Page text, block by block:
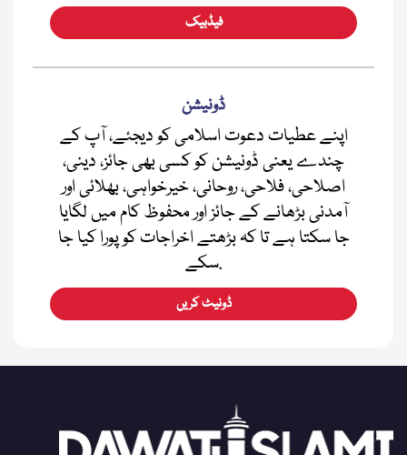
فیڈبیک
ڈونیشن
اپنے عطیات دعوت اسلامی کو دیجئے، آپ کے
چندے یعنی ڈونیشن کو کسی بھی جائز، دینی،
اصلاحی، فلاحی، روحانی، خیرخواہی، بھلائی اور
آمدنی بڑھانے کے جائز اور محفوظ کام میں لگایا
جا سکتا ہے تا کہ بڑھتے اخراجات کو پورا کیا جا
سکے.
ڈونیٹ کریں